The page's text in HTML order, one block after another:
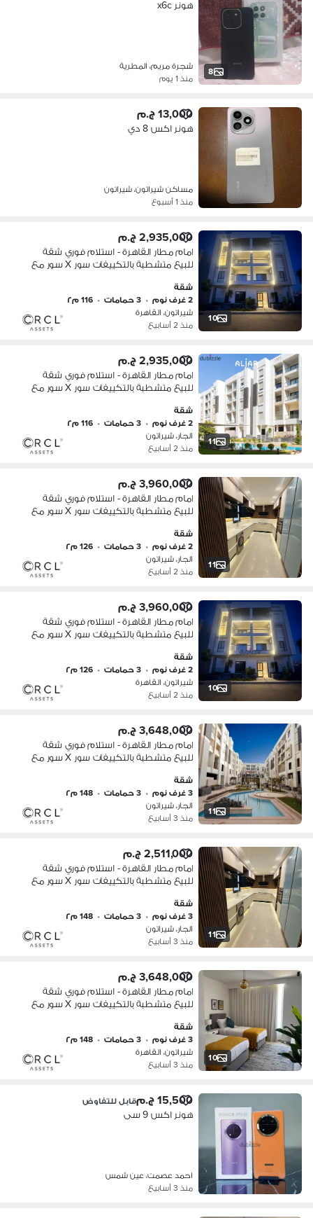
8
هونر x6c
شجرة مريم، المطرية
منذ 1 يوم
13,000 ج.م
هونر اكس 8 دي
مساكن شيراتون، شيراتون
منذ 1 أسبوع
10
2,935,000 ج.م
امام مطار القاهرة - استلام فوري شقة
للبيع متشطبة بالتكييفات سور X سور مع
شقة
2 غرف نوم
• 3 حمامات • 116 م٢
شيراتون، القاهرة
منذ 2 أسابيع
11
2,935,000 ج.م
امام مطار القاهرة - استلام فوري شقة
للبيع متشطبة بالتكييفات سور X سور مع
شقة
2 غرف نوم
• 3 حمامات • 116 م٢
الجار، شيراتون
منذ 2 أسابيع
11
3,960,000 ج.م
امام مطار القاهرة - استلام فوري شقة
للبيع متشطبة بالتكييفات سور X سور مع
شقة
2 غرف نوم
• 3 حمامات • 126 م٢
الجار، شيراتون
منذ 2 أسابيع
10
3,960,000 ج.م
امام مطار القاهرة - استلام فوري شقة
للبيع متشطبة بالتكييفات سور X سور مع
شقة
2 غرف نوم
• 3 حمامات • 126 م٢
شيراتون، القاهرة
منذ 2 أسابيع
11
3,648,000 ج.م
امام مطار القاهرة - استلام فوري شقة
للبيع متشطبة بالتكييفات سور X سور مع
شقة
3 غرف نوم
• 3 حمامات • 148 م٢
الجار، شيراتون
منذ 3 أسابيع
11
2,511,000 ج.م
امام مطار القاهرة - استلام فوري شقة
للبيع متشطبة بالتكييفات سور X سور مع
شقة
3 غرف نوم
• 3 حمامات • 148 م٢
الجار، شيراتون
منذ 3 أسابيع
10
3,648,000 ج.م
امام مطار القاهرة - استلام فوري شقة
للبيع متشطبة بالتكييفات سور X سور مع
شقة
3 غرف نوم
• 3 حمامات • 148 م٢
شيراتون، القاهرة
منذ 3 أسابيع
15,500 ج.م قابل للتفاوض
هونر اكس 9 سى
احمد عصمت، عين شمس
منذ 3 أسابيع